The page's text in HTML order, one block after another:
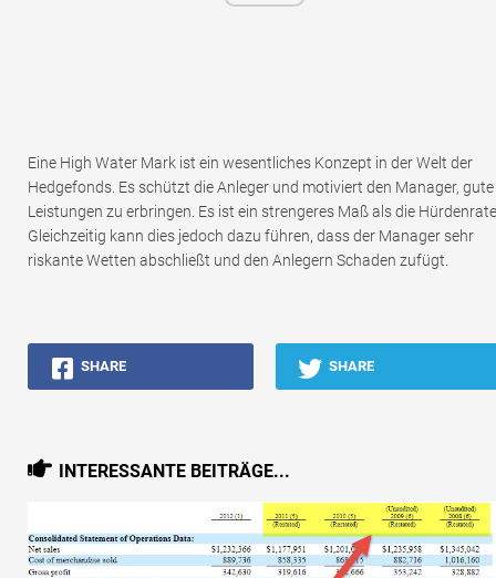
Eine High Water Mark ist ein wesentliches Konzept in der Welt der
Hedgefonds. Es schützt die Anleger und motiviert den Manager, gute
Leistungen zu erbringen. Es ist ein strengeres Maß als die
Gleichzeitig kann dies jedoch dazu führen, dass der Manager sehr
riskante Wetten abschließt und den Anlegern Schaden zufügt.
SHARE SHARE
INTERESSANTE BEITRÄGE...